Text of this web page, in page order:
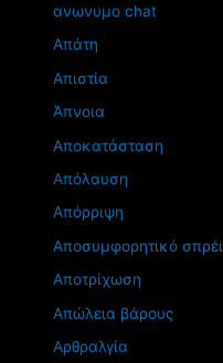
ανωνυμο chat
Απάτη
Απιστία
Άπνοια
Αποκατάσταση
Απόλαυση
Απόρριψη
Αποσυμφορητικό σπρέι
Αποτρίχωση
Απώλεια βάρους
Αρθραλγία